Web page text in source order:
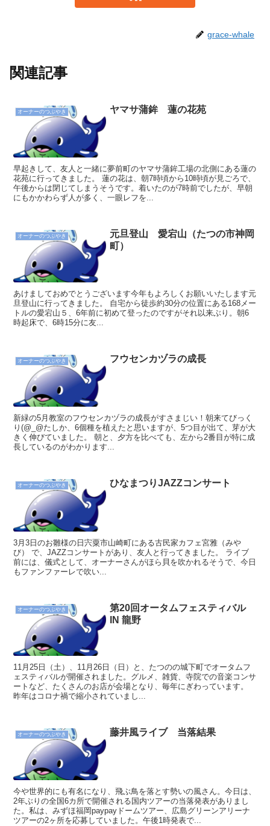
grace-whale
関連記事
オーナーのつぶやき ヤマサ蒲鉾 蓮の花苑
早起きして、友人と一緒に夢前町のヤマサ蒲鉾工場の北側にある蓮の
花苑に行ってきました。 蓮の花は、朝7時頃から10時頃が見ごろで、
午後からは閉じてしまうそうです。着いたのが7時前でしたが、早朝
にもかかわらず人が多く、一眼レフを...
オーナーのつぶやき
元旦登山 愛宕山（たつの市神岡
町）
あけましておめでとうございます今年もよろしくお願いいたします元
旦登山に行ってきました。 自宅から徒歩約30分の位置にある168メー
トルの愛宕山５、6年前に初めて登ったのですがそれ以来ぶり。朝6
時起床で、6時15分に友...
オーナーのつぶやき フウセンカヅラの成長
新緑の5月教室のフウセンカヅラの成長がすさまじい！朝来てびっく
り(@_@たしか、6個種を植えたと思いますが、5つ目が出て、芽が大
きく伸びていました。 朝と、夕方を比べても、左から2番目が特に成
長しているのがわかります...
オーナーのつぶやき ひなまつりJAZZコンサート
3月3日のお雛様の日宍粟市山崎町にある古民家カフェ宮雅（みや
び） で、JAZZコンサートがあり、友人と行ってきました。 ライブ
前には、儀式として、オーナーさんがほら貝を吹かれるそうで、今日
もファンファーレで吹い...
オーナーのつぶやき
第20回オータムフェスティバル
IN 龍野
11月25日（土）、11月26日（日）と、たつのの城下町でオータムフ
ェスティバルが開催されました。グルメ、雑貨、寺院での音楽コンサ
ートなど、たくさんのお店が会場となり、毎年にぎわっています。
昨年はコロナ禍で縮小されていまし...
オーナーのつぶやき 藤井風ライブ 当落結果
今や世界的にも有名になり、飛ぶ鳥を落とす勢いの風さん。今日は、
2年ぶりの全国6カ所で開催される国内ツアーの当落発表がありまし
た。私は、みずほ福岡paypayドームツアー、広島グリーンアリーナ
ツアーの2ヶ所を応募していました。午後1時発表で...